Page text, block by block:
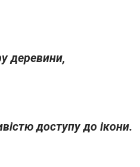
деревини,
доступу до ікони.